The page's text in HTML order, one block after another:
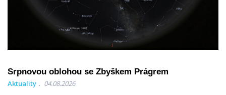
Srpnovou oblohou se Zbyškem Prágrem
Aktuality 04.08.2026